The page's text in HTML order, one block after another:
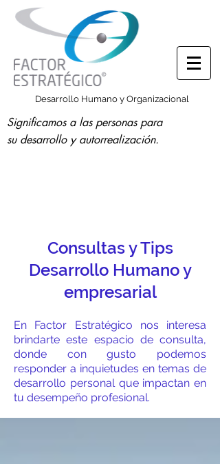
Desarrollo Humano y Organizacional
Significamos a las personas para
su desarrollo y autorrealización.
Consultas y Tips
Desarrollo Humano y
empresarial
En Factor Estratégico nos interesa
brindarte este espacio de consulta,
donde con gusto podemos
responder a inquietudes en temas de
desarrollo personal que impactan en
tu desempeño profesional.